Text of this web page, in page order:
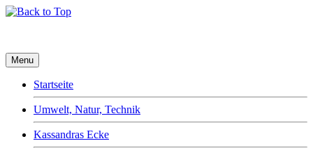
Menu
Startseite
Umwelt, Natur, Technik
Kassandras Ecke